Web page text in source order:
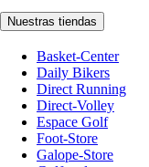
Nuestras tiendas
Basket-Center
Daily Bikers
Direct Running
Direct-Volley
Espace Golf
Foot-Store
Galope-Store